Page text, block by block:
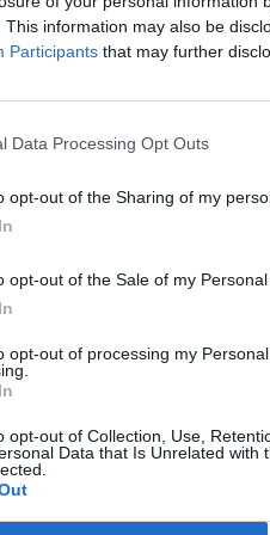
This information may also be
Participants that may further
Data Processing Opt Outs
opt-out of the Sharing of my
opt-out of the Sale of my Personal
opt-out of processing my
opt-out of Collection, Use,
Data that Is Unrelated with
εργασίες.
και μπορεί
οι εγκαταστάσεις και
υπό τάση.
στους
στο έδαφος.
και μάθετε πρώτοιόλες
ΣΠΑΡΤΗΣ ΑΓΡΙΑΝΟΙ